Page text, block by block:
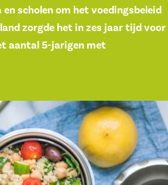
scholen om het voedingsbeleid
zorgde het in zes jaar tijd voor
aantal 5-jarigen met